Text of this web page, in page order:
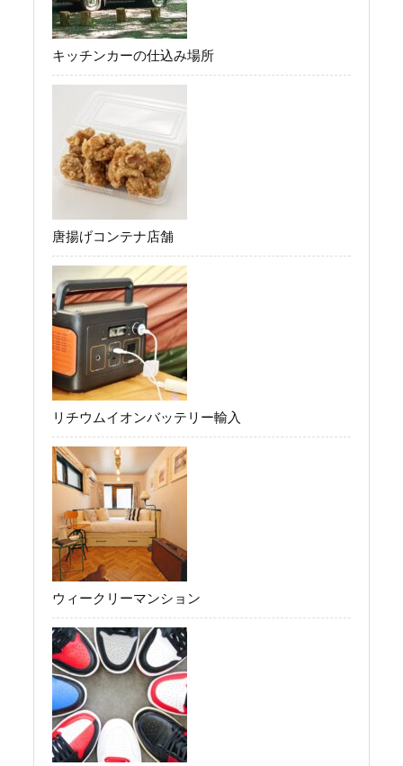
キッチンカーの仕込み場所
唐揚げコンテナ店舗
リチウムイオンバッテリー輸入
ウィークリーマンション